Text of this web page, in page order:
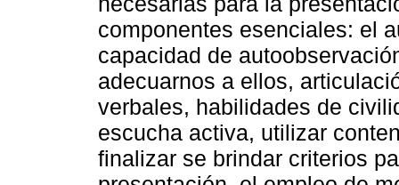
componentes esenciales: el
capacidad de
adecuarnos a ellos,
verbales, habilidades de
escucha activa, utilizar
finalizar se brindar criterios